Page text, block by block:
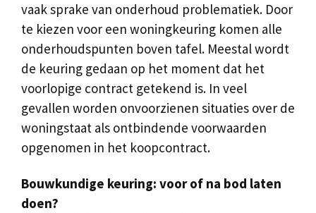
vaak sprake van onderhoud problematiek. Door
te kiezen voor een woningkeuring komen alle
onderhoudspunten boven tafel. Meestal wordt
de keuring gedaan op het moment dat het
voorlopige contract getekend is. In veel
gevallen worden onvoorzienen situaties over de
woningstaat als ontbindende voorwaarden
opgenomen in het koopcontract.
Bouwkundige keuring: voor of na bod laten
doen?